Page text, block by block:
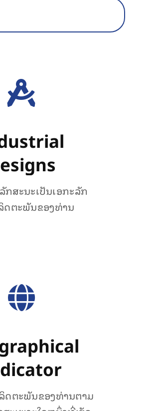
ສະ​ນະ​ເປັນ​ເອ​ກະ​ລັກ
ດຕະພັນຂອງທ່ານ
ດຕະພັນຂອງທ່ານຕາມ